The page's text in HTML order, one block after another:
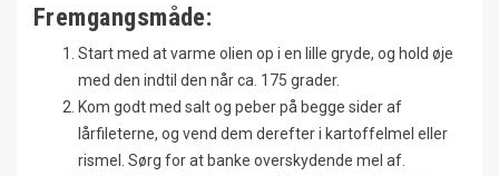
Fremgangsmåde:
Start med at varme olien op i en lille gryde, og hold øje
med den indtil den når ca. 175 grader.
Kom godt med salt og peber på begge sider af
lårfileterne, og vend dem derefter i kartoffelmel eller
rismel. Sørg for at banke overskydende mel af.